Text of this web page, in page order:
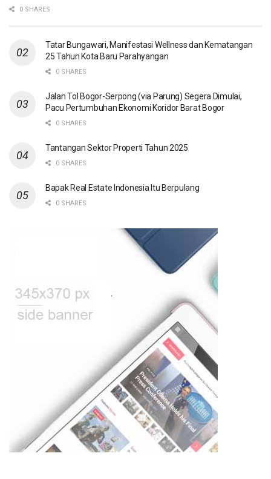
0 SHARES
Tatar Bungawari, Manifestasi Wellness dan Kematangan
25 Tahun Kota Baru Parahyangan
0 SHARES
Jalan Tol Bogor-Serpong (via Parung) Segera Dimulai,
Pacu Pertumbuhan Ekonomi Koridor Barat Bogor
0 SHARES
Tantangan Sektor Properti Tahun 2025
0 SHARES
Bapak Real Estate Indonesia Itu Berpulang
0 SHARES